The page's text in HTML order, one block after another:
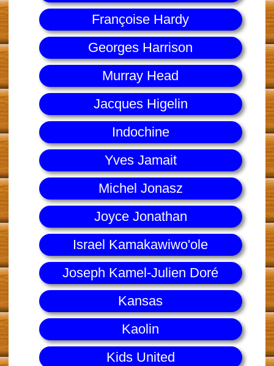
Françoise Hardy
Georges Harrison
Murray Head
Jacques Higelin
Indochine
Yves Jamait
Michel Jonasz
Joyce Jonathan
Israel Kamakawiwo'ole
Joseph Kamel-Julien Doré
Kansas
Kaolin
Kids United